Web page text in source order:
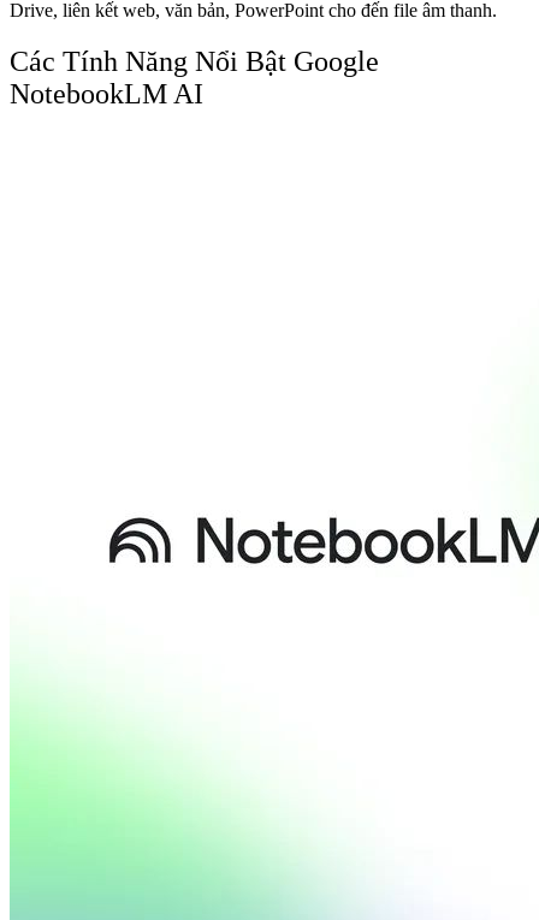
Drive, liên kết web, văn bản, PowerPoint cho đến file âm thanh.
Các Tính Năng Nổi Bật Google
NotebookLM AI